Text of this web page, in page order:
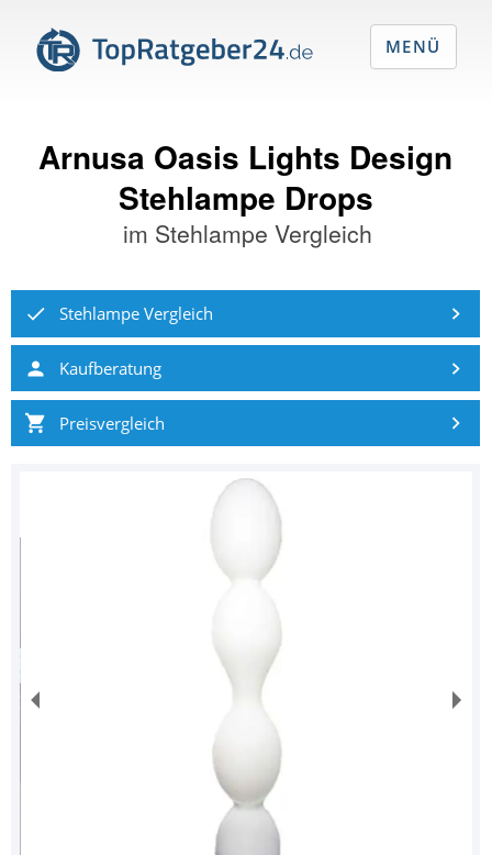
Arnusa Oasis Lights Design
Stehlampe Drops
im Stehlampe Vergleich
Stehlampe Vergleich
Kaufberatung
Preisvergleich
MENÜ